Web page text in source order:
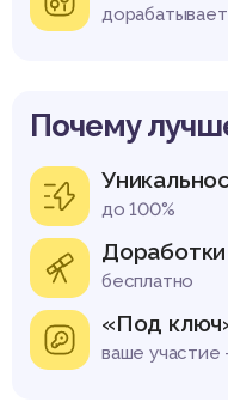
Почему
до 100%
Доработки
бесплатно
«Под
ваше участие